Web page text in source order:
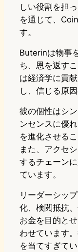
しい役割を担
を通じて、
す。
Buterinは物事
ち、恩を返す
は経済学に貢
し、信じる原
彼の個性はシ
ンセンスに優
を進化させる
また、アクセ
するチェーン
ています。
リーダーシッ
化、検閲抵抗
お金を目的と
わせています
を当てすぎて